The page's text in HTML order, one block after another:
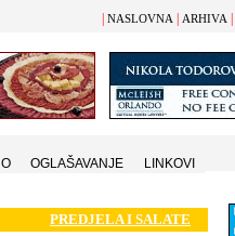
NASLOVNA ARHIVA
PREDJELA I SALATE
OGLAŠAVANJE LINKOVI